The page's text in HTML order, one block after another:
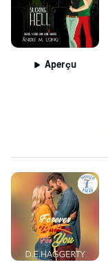
Aperçu